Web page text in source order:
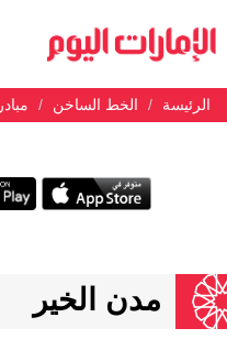
الرئيسة الخط الساخن
مدن الخير